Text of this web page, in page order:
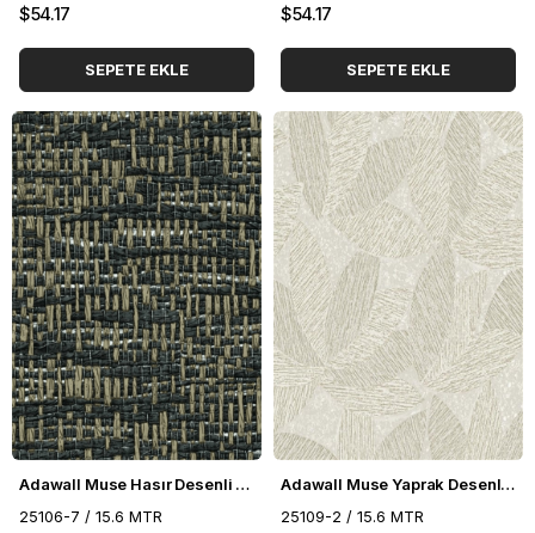
$54.17
SEPETE EKLE
$54.17
SEPETE EKLE
Adawall Muse Hasır Desenli Duvar Kağıdı 25106-7
25106-7 / 15.6 MTR
Adawall Muse Yaprak Desenli Duvar Kağıdı 25109-2
25109-2 / 15.6 MTR